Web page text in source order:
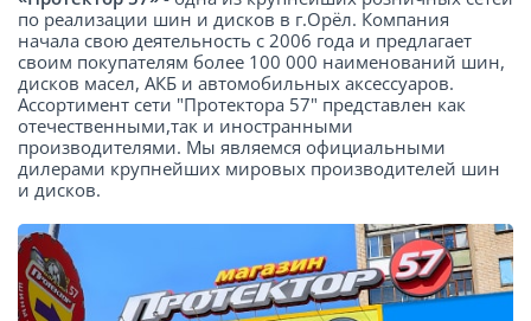
по реализации шин и дисков в г.Орёл. Компания
начала свою деятельность с 2006 года и предлагает
своим покупателям более 100 000 наименований шин,
дисков масел, АКБ и автомобильных аксессуаров.
Ассортимент сети "Протектора 57" представлен как
отечественными,так и иностранными
производителями. Мы являемся официальными
дилерами крупнейших мировых производителей шин
и дисков.